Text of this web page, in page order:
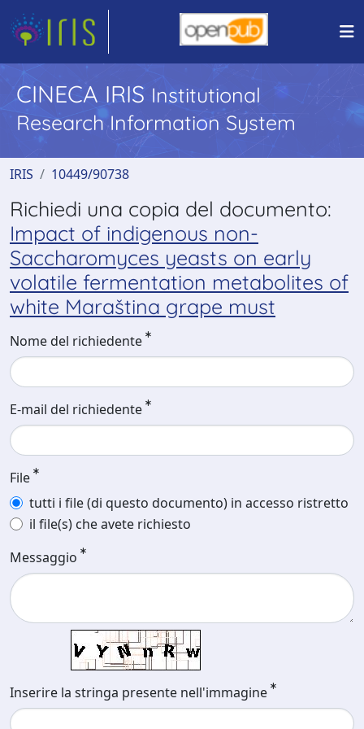
CINECA IRIS Institutional
Research Information System
IRIS 10449/90738
Richiedi una copia del documento:
Impact of indigenous non-
Saccharomyces yeasts on early
volatile fermentation metabolites of
white Maraština grape must
Nome del richiedente
E-mail del richiedente
File
tutti i file (di questo documento) in accesso ristretto
il file(s) che avete richiesto
Messaggio
Inserire la stringa presente nell'immagine